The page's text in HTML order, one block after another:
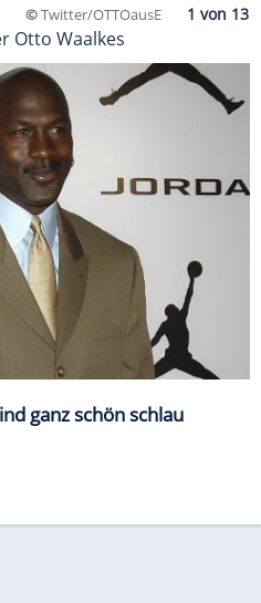
©Twitter/OTTOausE
Otto Waalkes
ganz schön schlau